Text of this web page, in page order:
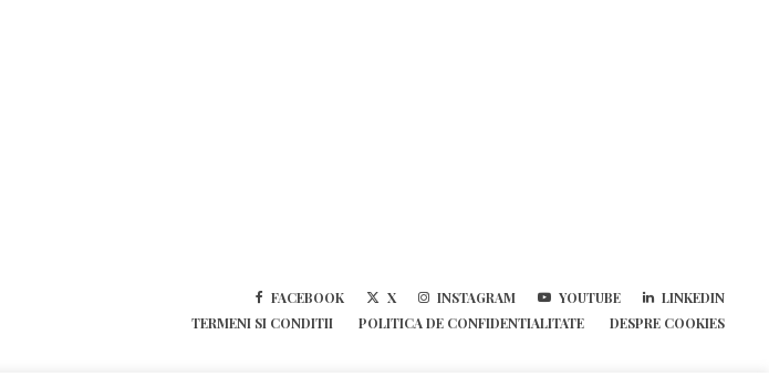
FACEBOOK X INSTAGRAM YOUTUBE
LINKEDIN
TERMENI SI CONDITII
POLITICA DE CONFIDENTIALITATE DESPRE COOKIES